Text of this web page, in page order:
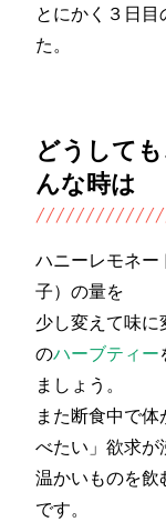
とにかく３日
た。
どうして
んな時は
ハニーレモネー
子）の量を
少し変えて味に
のハーブティー
ましょう。
また断食中で
べたい」欲求が
温かいものを飲
です。